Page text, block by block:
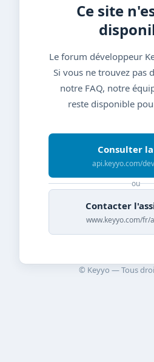
Ce site
Le forum développeur
Si vous ne trouvez pas
notre FAQ, notre
reste disponible
Consulter la
api.keyyo.com/
ou
Contacter
www.keyyo.com/fr/
© Keyyo — Tous